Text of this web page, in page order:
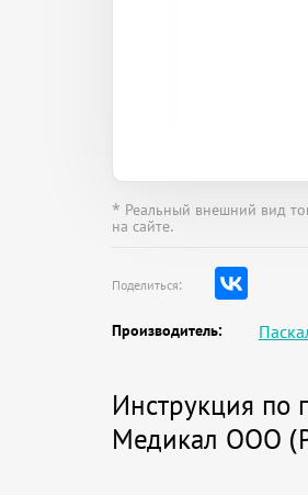
* Реальный внешний вид
на сайте.
Поделиться:
Производитель:
Инструкция
Медикал ООО